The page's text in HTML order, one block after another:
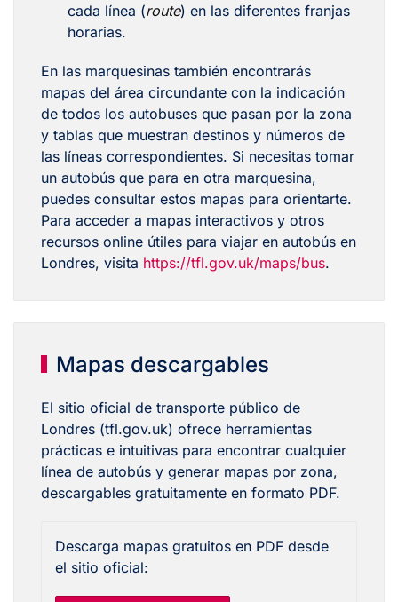
cada línea (route) en las diferentes franjas
horarias.
En las marquesinas también encontrarás
mapas del área circundante con la indicación
de todos los autobuses que pasan por la zona
y tablas que muestran destinos y números de
las líneas correspondientes. Si necesitas tomar
un autobús que para en otra marquesina,
puedes consultar estos mapas para orientarte.
Para acceder a mapas interactivos y otros
recursos online útiles para viajar en autobús en
Londres, visita https://tfl.gov.uk/maps/bus.
Mapas descargables
El sitio oficial de transporte público de
Londres (tfl.gov.uk) ofrece herramientas
prácticas e intuitivas para encontrar cualquier
línea de autobús y generar mapas por zona,
descargables gratuitamente en formato PDF.
Descarga mapas gratuitos en PDF desde
el sitio oficial: